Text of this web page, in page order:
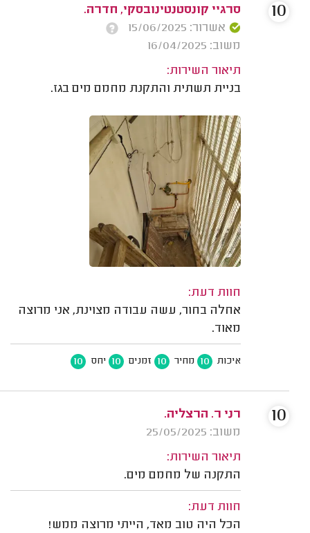
סרגיי קונסטנטינובסקי, חדרה.
אשרור: 15/06/2025
משוב: 16/04/2025
תיאור השירות:
בניית תשתית והתקנת מחמם מים בגז.
חוות דעת:
אחלה בחור, עשה עבודה מצוינת, אני מרוצה
מאוד.
איכות 10 מחיר 10 זמנים 10 יחס 10
10
רני ר. הרצליה.
משוב: 25/05/2025
תיאור השירות:
התקנה של מחמם מים.
חוות דעת:
הכל היה טוב מאד, הייתי מרוצה ממש!
10